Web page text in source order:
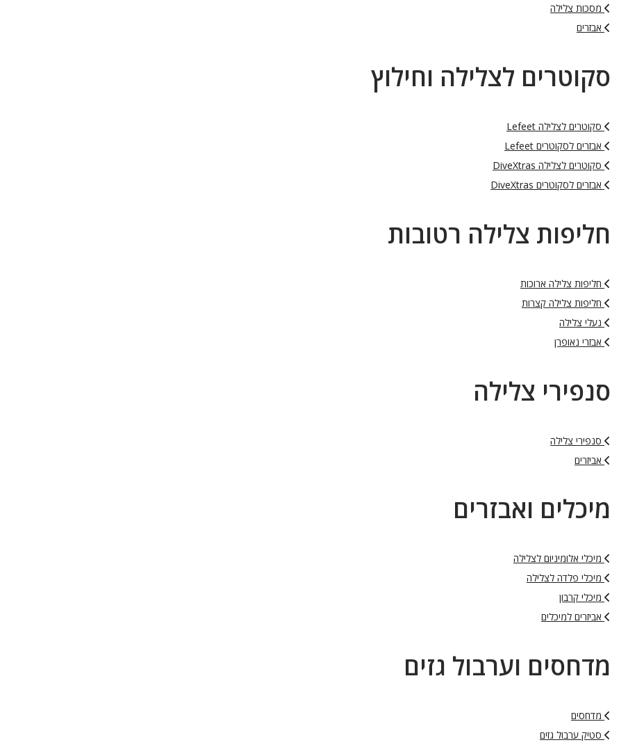
מסכות צלילה
אבזרים
סקוטרים לצלילה וחילוץ
סקוטרים לצלילה Lefeet
אבזרים לסקוטרים Lefeet
סקוטרים לצלילה DiveXtras
אבזרים לסקוטרים DiveXtras
חליפות צלילה רטובות
חליפות צלילה ארוכות
חליפות צלילה קצרות
נעלי צלילה
אבזרי נאופרן
סנפירי צלילה
סנפירי צלילה
אביזרים
מיכלים ואבזרים
מיכלי אלומיניום לצלילה
מיכלי פלדה לצלילה
מיכלי קרבון
אביזרים למיכלים
מדחסים וערבול גזים
מדחסים
סטיק ערבול גזים